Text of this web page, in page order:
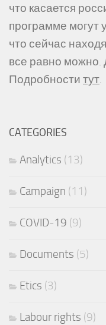
что касается
программе могут
что сейчас
все равно можно.
Подробности тут.
CATEGORIES
Analytics (13)
Campaign (11)
COVID-19 (9)
Documents (5)
Etics (3)
Labour rights (9)